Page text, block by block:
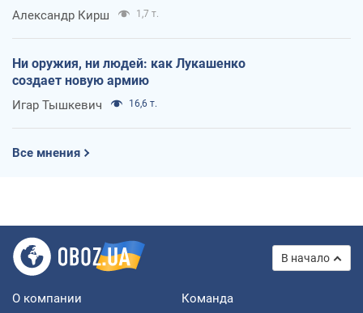
Александр Кирш 1,7 т.
Ни оружия, ни людей: как Лукашенко
создает новую армию
Игар Тышкевич 16,6 т.
Все мнения
В начало
О компании Команда